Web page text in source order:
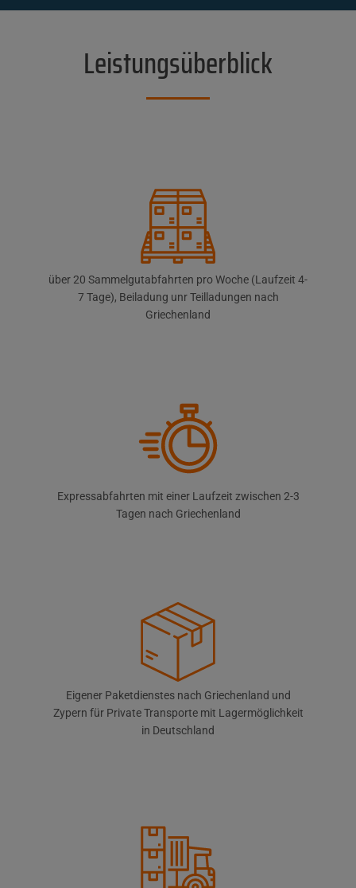
Leistungsüberblick
über 20 Sammelgutabfahrten pro Woche (Laufzeit 4-
7 Tage), Beiladung unr Teilladungen nach
Griechenland
Expressabfahrten mit einer Laufzeit zwischen 2-3
Tagen nach Griechenland
Eigener Paketdienstes nach Griechenland und
Zypern für Private Transporte mit Lagermöglichkeit
in Deutschland